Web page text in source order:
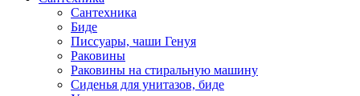
Сантехника
Биде
Писсуары, чаши Генуя
Раковины
Раковины на стиральную машину
Сиденья для унитазов, биде